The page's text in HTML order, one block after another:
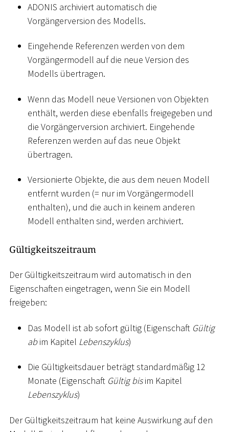
ADONIS archiviert automatisch die
Vorgängerversion des Modells.
Eingehende Referenzen werden von dem
Vorgängermodell auf die neue Version des
Modells übertragen.
Wenn das Modell neue Versionen von Objekten
enthält, werden diese ebenfalls freigegeben und
die Vorgängerversion archiviert. Eingehende
Referenzen werden auf das neue Objekt
übertragen.
Versionierte Objekte, die aus dem neuen Modell
entfernt wurden (= nur im Vorgängermodell
enthalten), und die auch in keinem anderen
Modell enthalten sind, werden archiviert.
Gültigkeitszeitraum
Der Gültigkeitszeitraum wird automatisch in den
Eigenschaften eingetragen, wenn Sie ein Modell
freigeben:
Das Modell ist ab sofort gültig (Eigenschaft Gültig
abim Kapitel Lebenszyklus)
Die Gültigkeitsdauer beträgt standardmäßig 12
Monate (Eigenschaft Gültig bisim Kapitel
Lebenszyklus)
Der Gültigkeitszeitraum hat keine Auswirkung auf den